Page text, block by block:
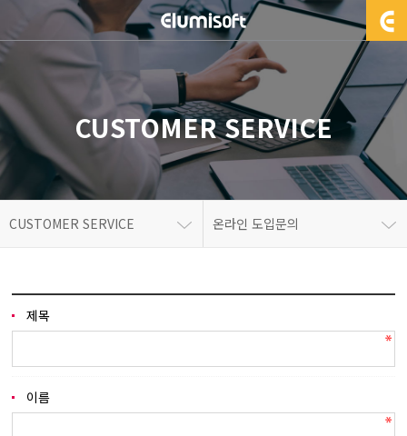
CUSTOMER SERVICE
CUSTOMER SERVICE 온라인 도입문의
제목
이름